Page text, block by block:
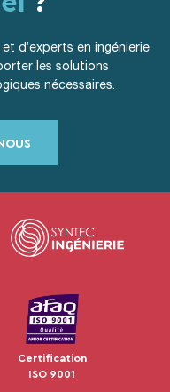
d’experts en ingénierie
les solutions
nécessaires.
Certification
ISO 9001